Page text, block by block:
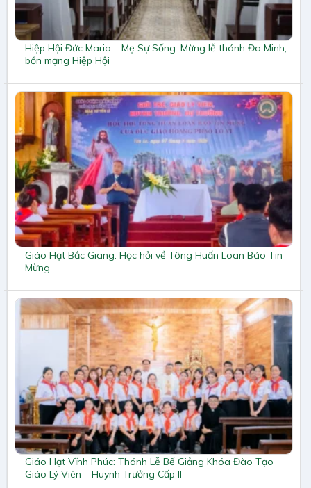
Hiệp Hội Đức Maria – Mẹ Sự Sống: Mừng lễ thánh Đa Minh,
bổn mạng Hiệp Hội
Giáo Hạt Bắc Giang: Học hỏi về Tông Huấn Loan Báo Tin
Mừng
Giáo Hạt Vĩnh Phúc: Thánh Lễ Bế Giảng Khóa Đào Tạo
Giáo Lý Viên – Huynh Trưởng Cấp II